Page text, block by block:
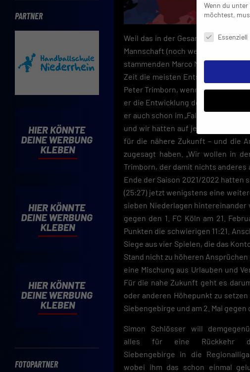
PARTNER
FOTOPARTNER
Weil das in der
Mannschaft (noch weiter als in der
stammenden Marco Meyer (25)
Zeit die meisten Entscheidungen
Peter Trimborn, wenn er als
er die Entwicklung des TV
er auch schon im „Fall Schlösser“
und wir hatten auf jede Frage ein
für die nähere Zukunft – und die
zugesagt haben. „Wir wollen in
Trimborn, der damit nichts anderes
Ende der Saison 2021/2022 hatten
(25:27) jetzt wenigstens eine
sieben Niederlagen hintereinander
gegen den 1. FC Köln am 21.
Punkten die schwierigen 11:21.
Siege aus vier Spielen, die das
Stand nicht zu höheren
eine Mischung aus Urlauben und
Für die nahe Zukunft geht es
oder anderen Höhepunkt zu
Siebengebirge und am 2. Mai
Simon Schlösser will
alles für eine Rückkehr
Siebengebirge in die
wobei ihm das schon einmal
Wenn du
möchtest,
Essenziell
Insbesondere
Limited. Hier
Adressen).
Cookies
Mit dem Klick
Wenn du
möchtest,
Hier finden
Einwilligung
lassen und so
Essenziell
Essenzielle
Funktion der